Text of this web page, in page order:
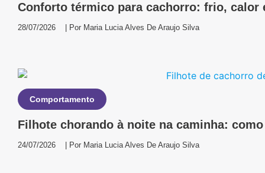
Conforto térmico para cachorro: frio, calor
28/07/2026 | Por Maria Lucia Alves De Araujo Silva
Comportamento
Filhote chorando à noite na caminha:
24/07/2026 | Por Maria Lucia Alves De Araujo Silva